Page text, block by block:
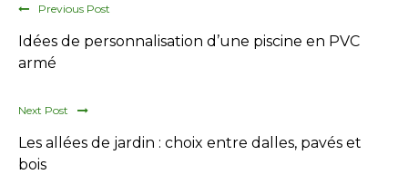
Previous Post
Idées de personnalisation d’une piscine en PVC
armé
Next Post
Les allées de jardin : choix entre dalles, pavés et
bois